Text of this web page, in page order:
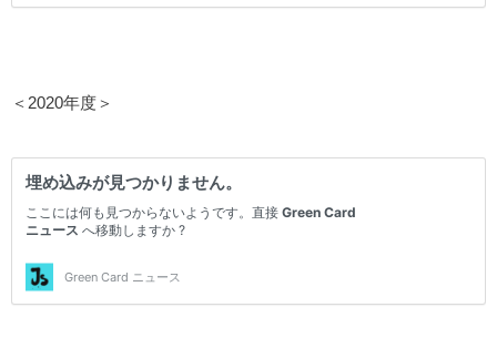
＜2020年度＞